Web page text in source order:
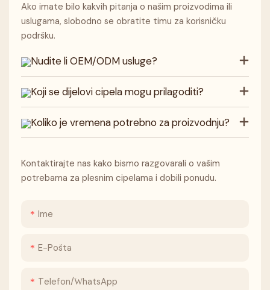
Ako imate bilo kakvih pitanja o našim proizvodima ili
uslugama, slobodno se obratite timu za korisničku
podršku.
Nudite li OEM/ODM usluge?
Koji se dijelovi cipela mogu prilagoditi?
Koliko je vremena potrebno za proizvodnju?
Kontaktirajte nas kako bismo razgovarali o vašim
potrebama za plesnim cipelama i dobili ponudu.
Ime
E-Pošta
Telefon/whatsApp